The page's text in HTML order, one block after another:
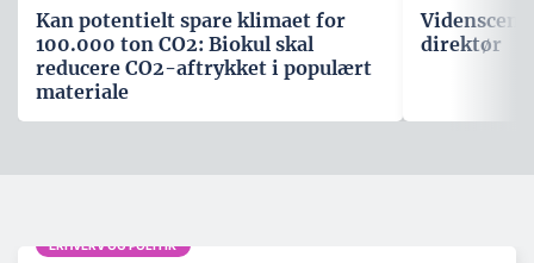
Kan potentielt spare klimaet for
100.000 ton CO2: Biokul skal
reducere CO2-aftrykket i populært
materiale
direktør
ERHVERV OG POLITIK